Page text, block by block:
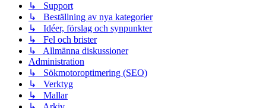
↳ Support
↳ Beställning av nya kategorier
↳ Idéer, förslag och synpunkter
↳ Fel och brister
↳ Allmänna diskussioner
Administration
↳ Sökmotoroptimering (SEO)
↳ Verktyg
↳ Mallar